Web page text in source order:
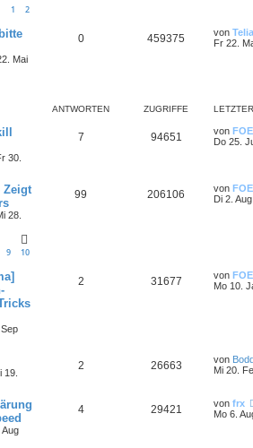
1 2
Mai
0 459375 von
Fr 22.
ANTWORTEN ZUGRIFFE
30.
7 94651 von FOE
Do 25.
Zeigt
28.
9 10
99 206106 von FOE
Di 2.
2 31677 von FOE
Mo 10.
19.
2 26663 von
Mi 20.
Aug
4 29421 von frx
Mo 6.